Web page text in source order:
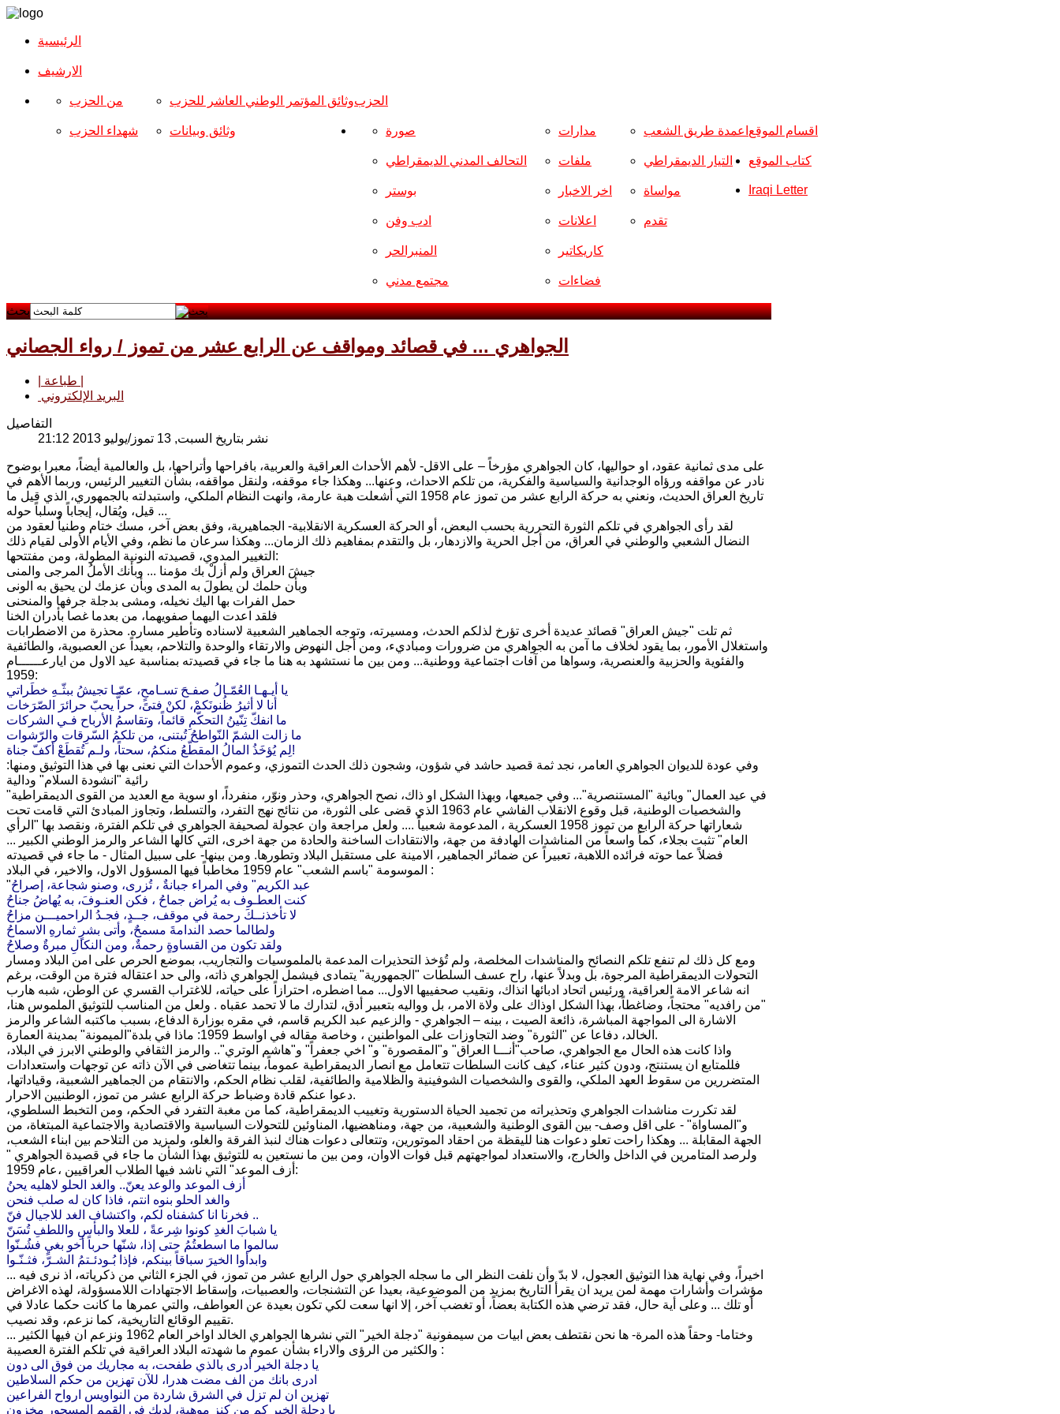
الرئيسية
الارشیف
الحزب من الحزب
شهداء الحزب
وثائق المؤتمر الوطني العاشر للحزب
وثائق وبيانات اقسام الموقع صورة
التحالف المدني الديمقراطي
بوستر
ادب وفن
المنبرالحر
مجتمع مدني
مدارات
ملفات
اخر الاخبار
اعلانات
كاريكاتير
فضاءات
اعمدة طريق الشعب
التيار الديمقراطي
مواساة
تقدم
كتاب الموقع
Iraqi Letter
بحث
الجواهري ... في قصائد ومواقف عن الرابع عشر من تموز / رواء الجصاني
البريد الإلكتروني
التفاصيل
نشر بتاريخ السبت, 13 تموز/يوليو 2013 21:12
على مدى ثمانية عقود، او حواليها، كان الجواهري مؤرخاً – على الاقل- لأهم الأحداث العراقية والعربية، بافراحها وأتراحها، بل والعالمية أيضاً، معبرا بوضوح
نادر عن مواقفه ورؤاه الوجدانية والسياسية والفكرية، من تلكم الاحداث، وعنها... وهكذا جاء موقفه، ولنقل مواقفه، بشأن التغيير الرئيس، وربما الأهم في
تاريخ العراق الحديث، ونعني به حركة الرابع عشر من تموز عام 1958 التي أشعلت هبة عارمة، وانهت النظام الملكي، واستبدلته بالجمهوري، الذي قيل ما
قيل، ويُقال، إيجاباً وسلباً حوله ...
لقد رأى الجواهري في تلكم الثورة التحررية بحسب البعض، أو الحركة العسكرية الانقلابية- الجماهيرية، وفق بعض آخر، مسك ختام وطنياٌ لعقود من
النضال الشعبي والوطني في العراق، من أجل الحرية والازدهار، بل والتقدم بمفاهيم ذلك الزمان... وهكذا سرعان ما نظم، وفي الأيام الأولى لقيام ذلك
التغيير المدوي، قصيدته النونية المطولة، ومن مفتتحها:
جيشَ العراق ولم أزلْ بك مؤمنا ... وبأنك الأملُ المرجى والمنى
وبأن حلمك لن يطولَ به المدى وبأن عزمك لن يحيق به الونى
حمل الفرات بها اليك نخيله، ومشى بدجلة جرفها والمنحنى
فلقد اعدت اليهما صفويهما، من بعدما غصا بأدران الخنا
ثم تلت "جيش العراق" قصائد عديدة أخرى تؤرخ لذلكم الحدث، ومسيرته، وتوجه الجماهير الشعبية لاسناده وتأطير مساره. محذرة من الاضطرابات
واستغلال الأمور، بما يقود لخلاف ما آمن به الجواهري من ضرورات ومباديء، ومن أجل النهوض والارتقاء والوحدة والتلاحم، بعيداً عن العصبوية، والطائفية
والفئوية والحزبية والعنصرية، وسواها من آفات اجتماعية ووطنية... ومن بين ما نستشهد به هنا ما جاء في قصيدته بمناسبة عيد الاول من ايارعــــــام
1959:
يا أيـهـا العُمّـالُ صفـحَ تسـامحٍ، عمّـا تجيشُ ببثّـهِ خطَراتي
أنا لا أثيرُ ظُنونَكمْ، لكنْ فتىً، حراًّ يحبّ حرائرَ الصّرَخات
ما انفكّ تِنّينُ التحكّمِ قائماً، وتقاسمُ الأرباح فـي الشركات
ما زالت الشمّ النّواطحُ تُبتنى، من تلكمُ السّرِقات والرّشوات
لِم يُؤخَذُ المالُ المقطّعُ منكمُ، سحتاً، ولـم تُقطَعْ أكفّ جناة!
وفي عودة للديوان الجواهري العامر، نجد ثمة قصيد حاشد في شؤون، وشجون ذلك الحدث التموزي، وعموم الأحداث التي نعنى بها في هذا التوثيق ومنها:
رائية "انشودة السلام" ودالية
"في عيد العمال" وبائية "المستنصرية"... وفي جميعها، وبهذا الشكل او ذاك، نصح الجواهري، وحذر ونوّر، منفرداً، او سوية مع العديد من القوى الديمقراطية
والشخصيات الوطنية، قبل وقوع الانقلاب الفاشي عام 1963 الذي قضى على الثورة، من نتائج نهج التفرد، والتسلط، وتجاوز المبادئ التي قامت تحت
شعاراتها حركة الرابع من تموز 1958 العسكرية ، المدعومة شعبياً .... ولعل مراجعة وان عجولة لصحيفة الجواهري في تلكم الفترة، ونقصد بها "الرأي
العام" تثبت بجلاء، كماً واسعاً من المناشدات الهادفة من جهة، والانتقادات الساخنة والحادة من جهة اخرى، التي كالها الشاعر والرمز الوطني الكبير ...
فضلاً عما حوته فرائده اللاهبة، تعبيراً عن ضمائر الجماهير، الامينة على مستقبل البلاد وتطورها. ومن بينها- على سبيل المثال - ما جاء في قصيدته
الموسومة "باسم الشعب" عام 1959 مخاطباً فيها المسؤول الاول، والاخير، في البلاد :
"عبد الكريم" وفي المراء جبانةٌ ، تُزرى، وصنو شجاعة، إصراحُ
كنت العطـوف به يُراض جماحُ ، فكن العنـوفَ، به يُهاضُ جناحُ
لا تأخذنــكَ رحمة في موقف، جــدٍ، فجـدُ الراحميـــن مزاحُ
ولطالما حصد الندامةَ مسمحٌ، وأتى بشرٍ ثمارهِ الاسماحُ
ولقد تكون من القساوةٍ رحمةٌ، ومن النكالِ مبرةٌ وصلاحُ
ومع كل ذلك لم تنفع تلكم النصائح والمناشدات المخلصة، ولم تُؤخذ التحذيرات المدعمة بالملموسيات والتجاريب، بموضع الحرص على امن البلاد ومسار
التحولات الديمقراطية المرجوة، بل وبدلاً عنها، راح عسف السلطات "الجمهورية" يتمادى فيشمل الجواهري ذاته، والى حد اعتقاله فترة من الوقت، برغم
انه شاعر الامة العراقية، ورئيس اتحاد ادبائها انذاك، ونقيب صحفييها الاول... مما اضطره، احترازاً على حياته، للاغتراب القسري عن الوطن، شبه هارب
"من رافديه" محتجاً، وضاغطاً، بهذا الشكل اوذاك على ولاة الامر، بل وواليه بتعبير أدق، لتدارك ما لا تحمد عقباه . ولعل من المناسب للتوثيق الملموس هنا،
الاشارة الى المواجهة المباشرة، ذائعة الصيت ، بينه – الجواهري - والزعيم عبد الكريم قاسم، في مقره بوزارة الدفاع، بسبب ماكتبه الشاعر والرمز
الخالد، دفاعا عن "الثورة" وضد التجاوزات على المواطنين ، وخاصة مقاله في اواسط 1959: ماذا في بلدة"الميمونة" بمدينة العمارة.
واذا كانت هذه الحال مع الجواهري، صاحب"أنـــا العراق" و"المقصورة" و" اخي جعفراً" و"هاشم الوتري".. والرمز الثقافي والوطني الابرز في البلاد،
فللمتابع ان يستنتج، ودون كثير عناء، كيف كانت السلطات تتعامل مع انصار الديمقراطية عموماً، بينما تتغاضى في الآن ذاته عن توجهات واستعدادات
المتضررين من سقوط العهد الملكي، والقوى والشخصيات الشوفينية والظلامية والطائفية، لقلب نظام الحكم، والانتقام من الجماهير الشعبية، وقياداتها،
دعوا عنكم قادة وضباط حركة الرابع عشر من تموز، الوطنيين الاحرار.
لقد تكررت مناشدات الجواهري وتحذيراته من تجميد الحياة الدستورية وتغييب الديمقراطية، كما من مغبة التفرد في الحكم، ومن التخبط السلطوي،
و"المساواة" - على اقل وصف- بين القوى الوطنية والشعبية، من جهة، ومناهضيها، المناوئين للتحولات السياسية والاقتصادية والاجتماعية المبتغاة، من
الجهة المقابلة ... وهكذا راحت تعلو دعوات هنا لليقظة من احقاد الموتورين، وتتعالى دعوات هناك لنبذ الفرقة والغلو، ولمزيد من التلاحم بين ابناء الشعب،
ولرصد المتامرين في الداخل والخارج، والاستعداد لمواجهتهم قبل فوات الاوان، ومن بين ما نستعين به للتوثيق بهذا الشأن ما جاء في قصيدة الجواهري "
أزف الموعد" التي ناشد فيها الطلاب العراقيين ،عام 1959:
أزف الموعد والوعد يعنّ.. والغد الحلو لاهليه يحنُ
والغد الحلو بنوه انتم، فاذا كان له صلب فنحن
فخرنا انا كشفناه لكم، واكتشاف الغد للاجيال فنّ ..
يا شبابَ الغدِ كونوا شِرعةً ، للعلا والبأسِ واللطفِ تُسَنّ
سالموا ما اسطعتُمُ حتى إذا، شنّها حرباً أخو بغيٍ فشُـنّوا
وابدأوا الخيرَ سباقاً بينكم، فإذا بُـودئـتمُ الشـرّ، فثـنّـوا
... اخيراً، وفي نهاية هذا التوثيق العجول، لا بدّ وأن نلفت النظر الى ما سجله الجواهري حول الرابع عشر من تموز، في الجزء الثاني من ذكرياته، اذ نرى فيه
مؤشرات وأشارات مهمة لمن يريد ان يقرأ التاريخ بمزيد من الموضوعية، بعيدا عن التشنجات، والعصبيات، وإسقاط الاجتهادات اللامسؤولة، لهذه الاغراض
أو تلك ... وعلى أية حال، فقد ترضي هذه الكتابة بعضاً، أو تغضب آخر، إلا انها سعت لكي تكون بعيدة عن العواطف، والتي عمرها ما كانت حكما عادلا في
تقييم الوقائع التاريخية، كما نزعم، وقد نصيب.
... وختاما- وحقاً هذه المرة- ها نحن نقتطف بعض ابيات من سيمفونية "دجلة الخير" التي نشرها الجواهري الخالد اواخر العام 1962 ونزعم ان فيها الكثير
والكثير من الرؤى والاراء بشأن عموم ما شهدته البلاد العراقية في تلكم الفترة العصيبة :
يا دجلة الخير أدرى بالذي طفحت، به مجاريك من فوق الى دون
ادرى بانك من الف مضت هدرا، للآن تهزين من حكم السلاطين
تهزين ان لم تزل في الشرق شاردة من النواويس ارواح الفراعين
يا دجلة الخير كم من كنز موهبة، لديك في القمم المسحور مخزون